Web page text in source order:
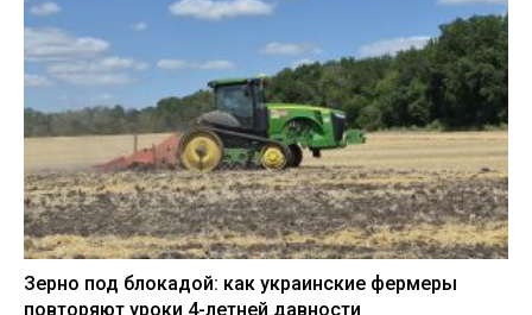
Зерно под блокадой: как украинские фермеры
повторяют уроки 4-летней давности